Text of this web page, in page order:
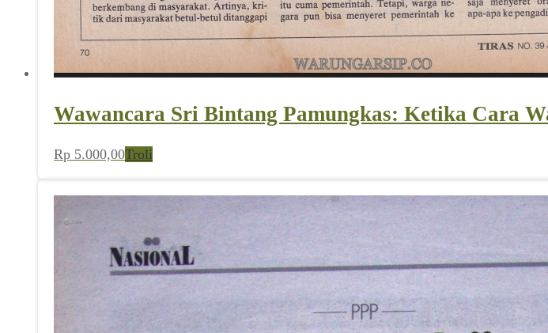
Wawancara Sri Bintang Pamungkas: Ketika Cara
Rp 5.000,00Troli